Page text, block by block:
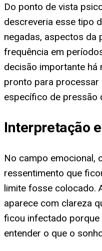
Do ponto de vista
descreveria esse tipo
negadas, aspectos da
frequência em
decisão importante
pronto para processar
específico de pressão
Interpretação
No campo emocional,
ressentimento que
limite fosse colocado.
aparece com clareza
ficou infectado porque
entender o que o